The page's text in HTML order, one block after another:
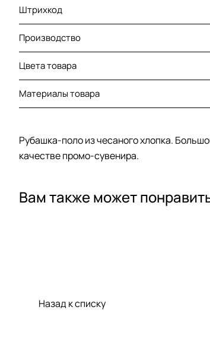
Штрихкод
Производство
Цвета товара
Материалы товара
Рубашка-поло из чесаного хлопка.
качестве промо-сувенира.
Вам также может
Назад к списку